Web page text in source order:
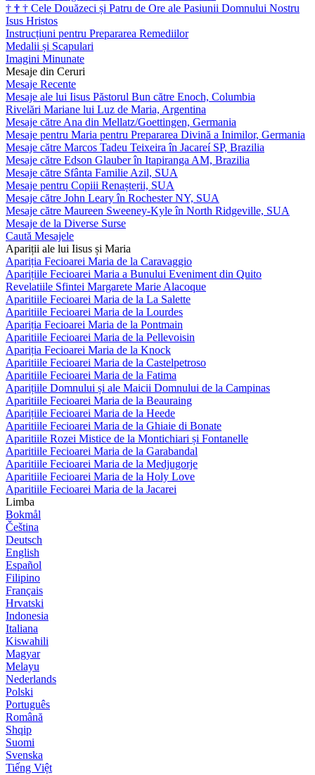
† † † Cele Douăzeci și Patru de Ore ale Pasiunii Domnului Nostru
Isus Hristos
Instrucțiuni pentru Prepararea Remediilor
Medalii și Scapulari
Imagini Minunate
Mesaje din Ceruri
Mesaje Recente
Mesaje ale lui Iisus Păstorul Bun către Enoch, Columbia
Rivelări Mariane lui Luz de Maria, Argentina
Mesaje către Ana din Mellatz/Goettingen, Germania
Mesaje pentru Maria pentru Prepararea Divină a Inimilor, Germania
Mesaje către Marcos Tadeu Teixeira în Jacareí SP, Brazilia
Mesaje către Edson Glauber în Itapiranga AM, Brazilia
Mesaje către Sfânta Familie Azil, SUA
Mesaje pentru Copiii Renașterii, SUA
Mesaje către John Leary în Rochester NY, SUA
Mesaje către Maureen Sweeney-Kyle în North Ridgeville, SUA
Mesaje de la Diverse Surse
Caută Mesajele
Apariții ale lui Iisus și Maria
Apariția Fecioarei Maria de la Caravaggio
Aparițiile Fecioarei Maria a Bunului Eveniment din Quito
Revelatiile Sfintei Margarete Marie Alacoque
Aparitiile Fecioarei Maria de la La Salette
Aparitiile Fecioarei Maria de la Lourdes
Apariția Fecioarei Maria de la Pontmain
Aparitiile Fecioarei Maria de la Pellevoisin
Apariția Fecioarei Maria de la Knock
Aparitiile Fecioarei Maria de la Castelpetroso
Aparitiile Fecioarei Maria de la Fatima
Aparițiile Domnului și ale Maicii Domnului de la Campinas
Aparitiile Fecioarei Maria de la Beauraing
Aparițiile Fecioarei Maria de la Heede
Aparitiile Fecioarei Maria de la Ghiaie di Bonate
Aparitiile Rozei Mistice de la Montichiari și Fontanelle
Aparitiile Fecioarei Maria de la Garabandal
Aparitiile Fecioarei Maria de la Medjugorje
Aparitiile Fecioarei Maria de la Holy Love
Aparitiile Fecioarei Maria de la Jacarei
Limba
Bokmål
Čeština
Deutsch
English
Español
Filipino
Français
Hrvatski
Indonesia
Italiana
Kiswahili
Magyar
Melayu
Nederlands
Polski
Português
Română
Shqip
Suomi
Svenska
Tiếng Việt